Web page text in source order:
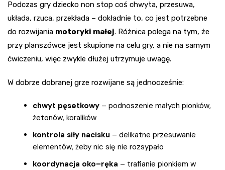
Podczas gry dziecko non stop coś chwyta, przesuwa,
układa, rzuca, przekłada – dokładnie to, co jest potrzebne
do rozwijania motoryki małej. Różnica polega na tym, że
przy planszówce jest skupione na celu gry, a nie na samym
ćwiczeniu, więc zwykle dłużej utrzymuje uwagę.
W dobrze dobranej grze rozwijane są jednocześnie:
chwyt pęsetkowy – podnoszenie małych pionków,
żetonów, koralików
kontrola siły nacisku – delikatne przesuwanie
elementów, żeby nic się nie rozsypało
koordynacja oko–ręka – trafianie pionkiem w